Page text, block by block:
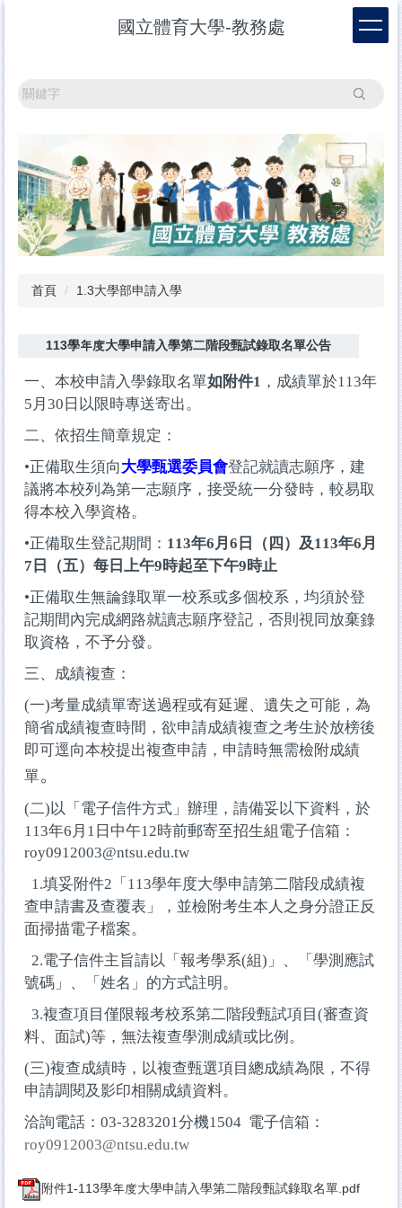
國立體育大學-教務處
搜尋
首頁 1.3大學部申請入學
113學年度大學申請入學第二階段甄試錄取名單公告
一、本校申請入學錄取名單如附件1 ，成績單於113年
5月30日以限時專送寄出。
二、依招生簡章規定：
•正備取生須向大學甄選委員會登記就讀志願序，建
議將本校列為第一志願序 ，接受統一分發時 ，較易取
得本校入學資格。
• 正備取生登記期間： 113年6月6日（四）及113年6月
7日（五）每日上午9時起至下午9時止
• 正備取生無論錄取單一校系或多個校系，均須於登
記期間內完成網路就讀志願序登記，否則視同放棄錄
取資格，不予分發。
三、成績複查：
(一)考量成績單寄送過程或有延遲、遺失之可能，為
簡省成績複查時間，欲申請成績複查之考生於放榜後
即可逕向本校提出複查申請，申請時無需檢附成績
單。
(二)以「電子信件方式」辦理，請備妥以下資料，於
113年6月1日中午12時前郵寄至招生組電子信箱：
roy0912003@ntsu.edu.tw
1.填妥附件2「113學年度大學申請第二階段成績複
查申請書及查覆表」，並檢附考生本人之身分證正反
面掃描電子檔案。
2.電子信件主旨請以「報考學系(組)」、「學測應試
號碼」、「姓名」的方式註明。
3.複查項目僅限報考校系第二階段甄試項目(審查資
料、面試)等，無法複查學測成績或比例。
(三)複查成績時，以複查甄選項目總成績為限，不得
申請調閱及影印相關成績資料。
洽詢電話：03-3283201分機1504 電子信箱：
roy0912003@ntsu.edu.tw
附件1-113學年度大學申請入學第二階段甄試錄取名單.pdf